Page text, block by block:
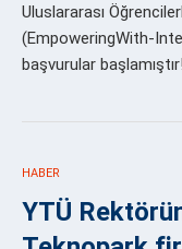
Uluslararası
(EmpoweringWith-
başvurular
HABER
YTÜ